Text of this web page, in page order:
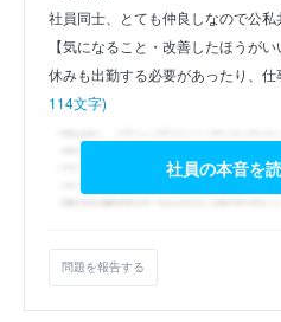
社員同士、とても仲良しなので公私
【気になること・改善したほうがい
休みも出勤する必要があったり、仕
114文字)
社員の本音を
問題を報告する